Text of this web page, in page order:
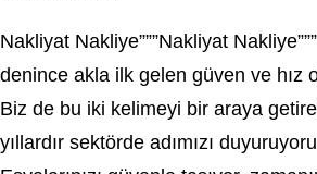
Nakliyat Nakliye”””Nakliyat Nakliye”””
denince akla ilk gelen güven ve hız
Biz de bu iki kelimeyi bir araya
yıllardır sektörde adımızı